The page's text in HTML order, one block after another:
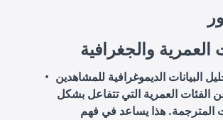
العمرية والجغرافية
البيانات الديموغرافية للمشاهدين
العمرية التي تتفاعل بشكل
المترجمة. هذا يساعد في فهم